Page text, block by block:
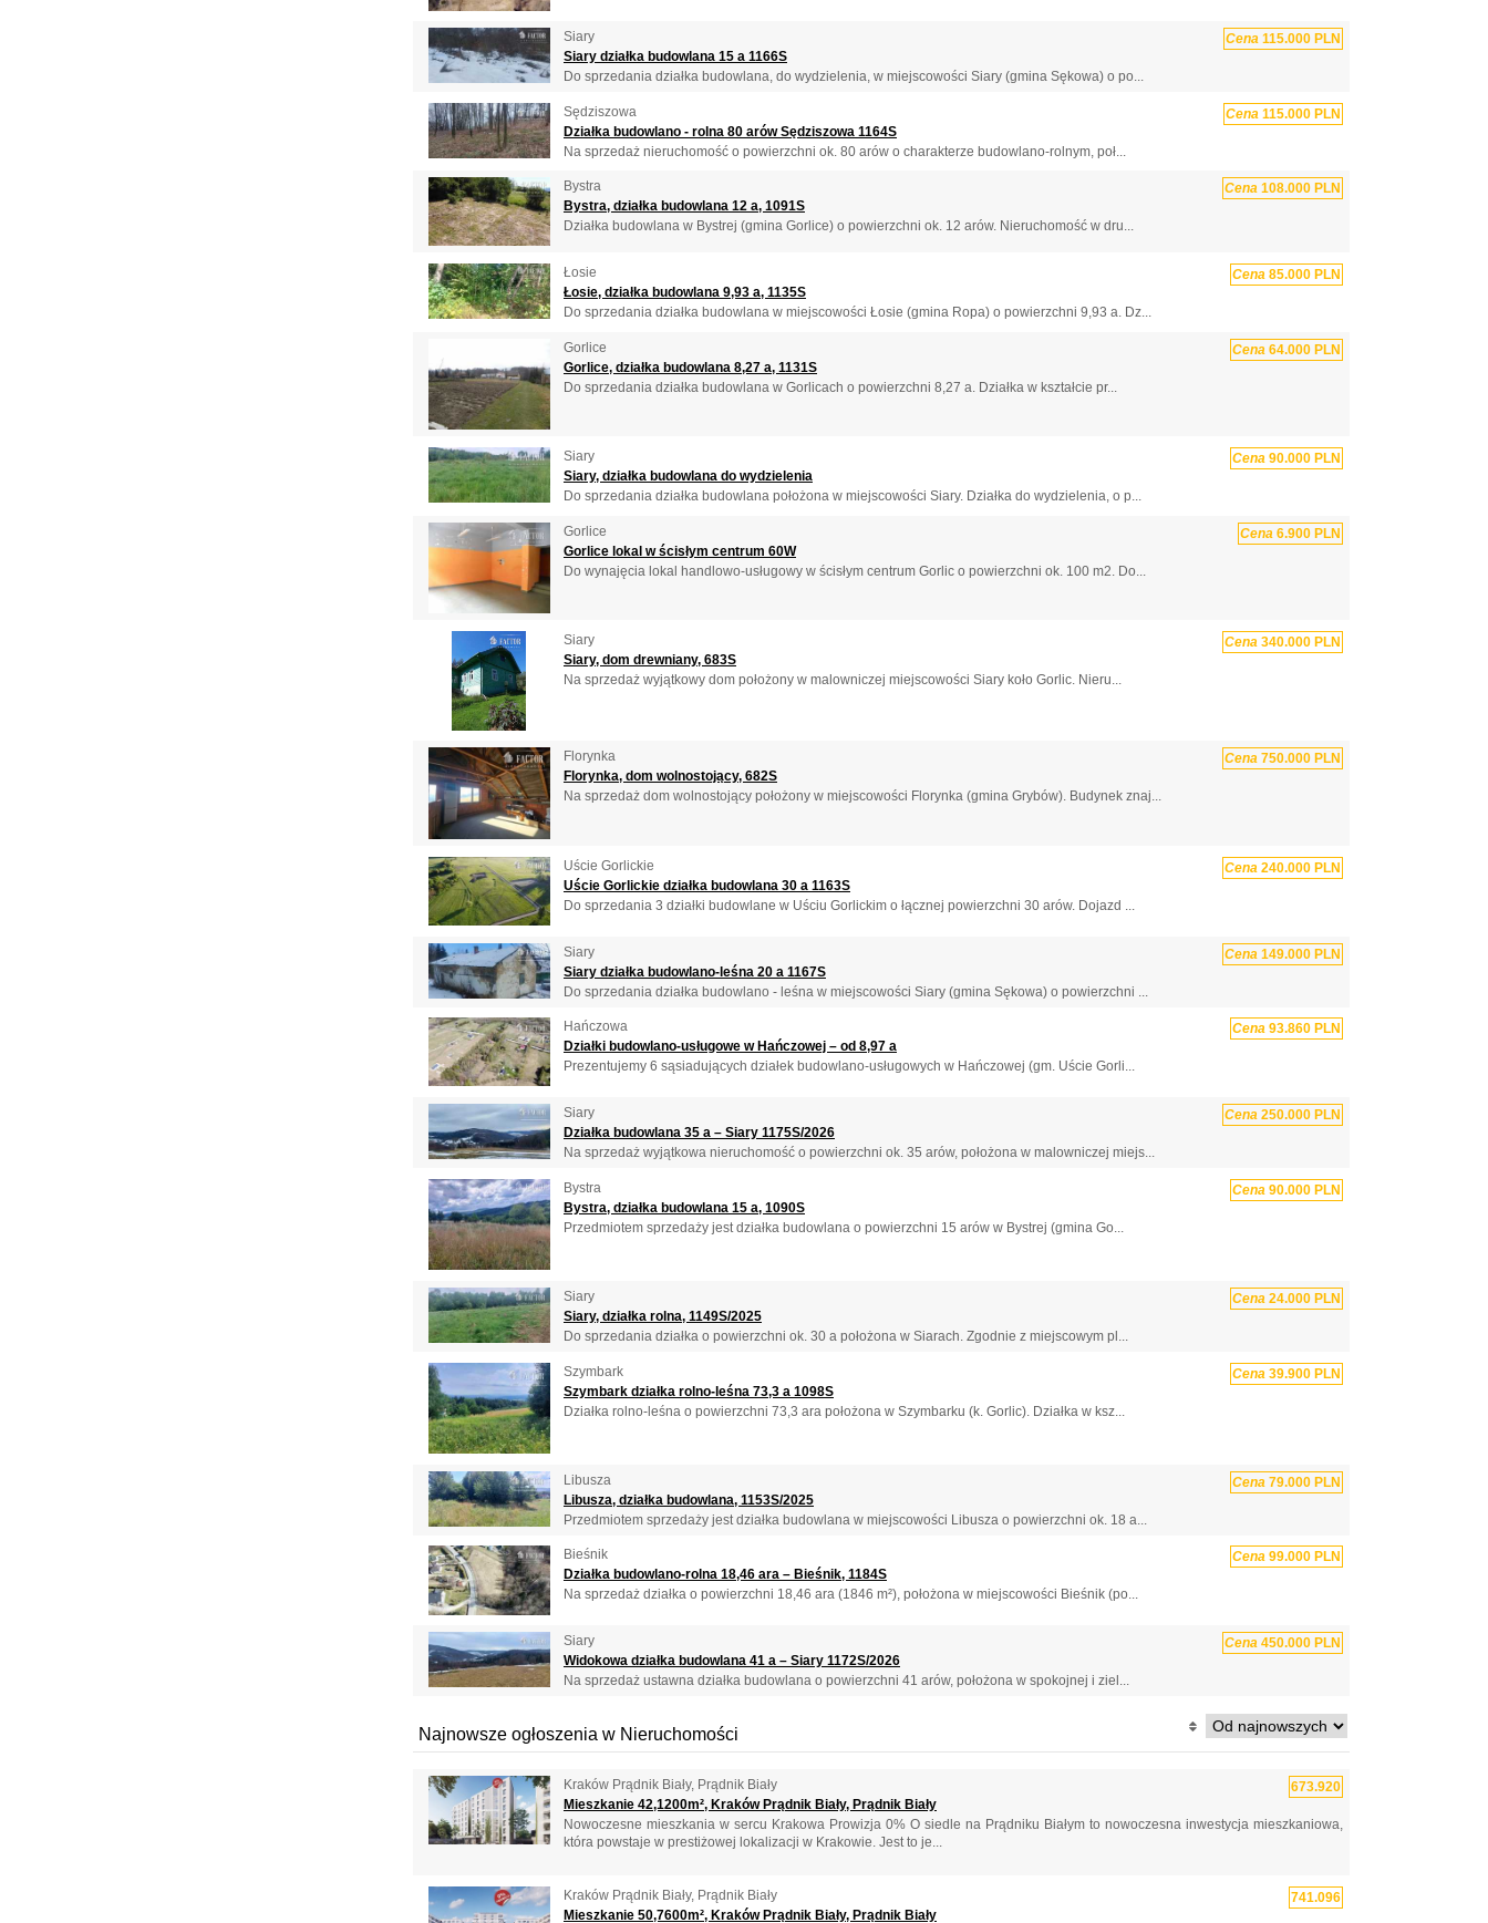
Siary Cena 115.000 PLN
Siary działka budowlana 15 a 1166S
Do sprzedania działka budowlana, do wydzielenia, w miejscowości Siary (gmina Sękowa) o po...
Sędziszowa Cena 115.000 PLN
Działka budowlano - rolna 80 arów Sędziszowa 1164S
Na sprzedaż nieruchomość o powierzchni ok. 80 arów o charakterze budowlano-rolnym, poł...
Bystra Cena 108.000 PLN
Bystra, działka budowlana 12 a, 1091S
Działka budowlana w Bystrej (gmina Gorlice) o powierzchni ok. 12 arów. Nieruchomość w dru...
Łosie Cena 85.000 PLN
Łosie, działka budowlana 9,93 a, 1135S
Do sprzedania działka budowlana w miejscowości Łosie (gmina Ropa) o powierzchni 9,93 a. Dz...
Gorlice Cena 64.000 PLN
Gorlice, działka budowlana 8,27 a, 1131S
Do sprzedania działka budowlana w Gorlicach o powierzchni 8,27 a. Działka w kształcie pr...
Siary Cena 90.000 PLN
Siary, działka budowlana do wydzielenia
Do sprzedania działka budowlana położona w miejscowości Siary. Działka do wydzielenia, o p...
Gorlice Cena 6.900 PLN
Gorlice lokal w ścisłym centrum 60W
Do wynajęcia lokal handlowo-usługowy w ścisłym centrum Gorlic o powierzchni ok. 100 m2. Do...
Siary Cena 340.000 PLN
Siary, dom drewniany, 683S
Na sprzedaż wyjątkowy dom położony w malowniczej miejscowości Siary koło Gorlic. Nieru...
Florynka Cena 750.000 PLN
Florynka, dom wolnostojący, 682S
Na sprzedaż dom wolnostojący położony w miejscowości Florynka (gmina Grybów). Budynek znaj...
Uście Gorlickie Cena 240.000 PLN
Uście Gorlickie działka budowlana 30 a 1163S
Do sprzedania 3 działki budowlane w Uściu Gorlickim o łącznej powierzchni 30 arów. Dojazd ...
Siary Cena 149.000 PLN
Siary działka budowlano-leśna 20 a 1167S
Do sprzedania działka budowlano - leśna w miejscowości Siary (gmina Sękowa) o powierzchni ...
Hańczowa Cena 93.860 PLN
Działki budowlano-usługowe w Hańczowej – od 8,97 a
Prezentujemy 6 sąsiadujących działek budowlano-usługowych w Hańczowej (gm. Uście Gorli...
Siary Cena 250.000 PLN
Działka budowlana 35 a – Siary 1175S/2026
Na sprzedaż wyjątkowa nieruchomość o powierzchni ok. 35 arów, położona w malowniczej miejs...
Bystra Cena 90.000 PLN
Bystra, działka budowlana 15 a, 1090S
Przedmiotem sprzedaży jest działka budowlana o powierzchni 15 arów w Bystrej (gmina Go...
Siary Cena 24.000 PLN
Siary, działka rolna, 1149S/2025
Do sprzedania działka o powierzchni ok. 30 a położona w Siarach. Zgodnie z miejscowym pl...
Szymbark Cena 39.900 PLN
Szymbark działka rolno-leśna 73,3 a 1098S
Działka rolno-leśna o powierzchni 73,3 ara położona w Szymbarku (k. Gorlic). Działka w ksz...
Libusza Cena 79.000 PLN
Libusza, działka budowlana, 1153S/2025
Przedmiotem sprzedaży jest działka budowlana w miejscowości Libusza o powierzchni ok. 18 a...
Bieśnik Cena 99.000 PLN
Działka budowlano-rolna 18,46 ara – Bieśnik, 1184S
Na sprzedaż działka o powierzchni 18,46 ara (1846 m²), położona w miejscowości Bieśnik (po...
Siary Cena 450.000 PLN
Widokowa działka budowlana 41 a – Siary 1172S/2026
Na sprzedaż ustawna działka budowlana o powierzchni 41 arów, położona w spokojnej i ziel...
Najnowsze ogłoszenia w Nieruchomości
673.920
Kraków Prądnik Biały, Prądnik Biały
Mieszkanie 42,1200m², Kraków Prądnik Biały, Prądnik Biały
Nowoczesne mieszkania w sercu Krakowa Prowizja 0% O siedle na Prądniku Białym to nowoczesna inwestycja mieszkaniowa,
która powstaje w prestiżowej lokalizacji w Krakowie. Jest to je...
741.096
Kraków Prądnik Biały, Prądnik Biały
Mieszkanie 50,7600m², Kraków Prądnik Biały, Prądnik Biały